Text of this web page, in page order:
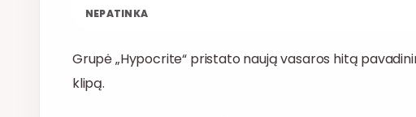
NEPATINKA
Grupė „Hypocrite“ pristato naują vasaros hitą
klipą.